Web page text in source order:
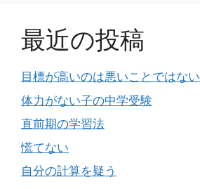
最近の投稿
目標が高いのは悪いことではない
体力がない子の中学受験
直前期の学習法
慌てない
自分の計算を疑う